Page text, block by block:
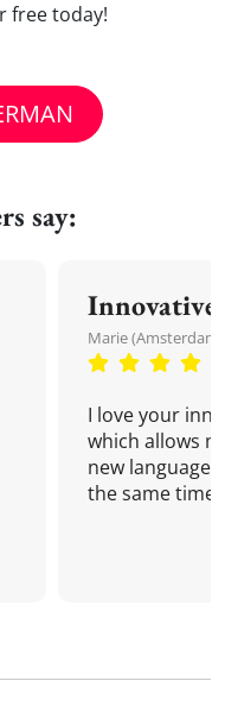
free today!
say:
Innovative
Marie
I love your
which allows
new language
the same time!